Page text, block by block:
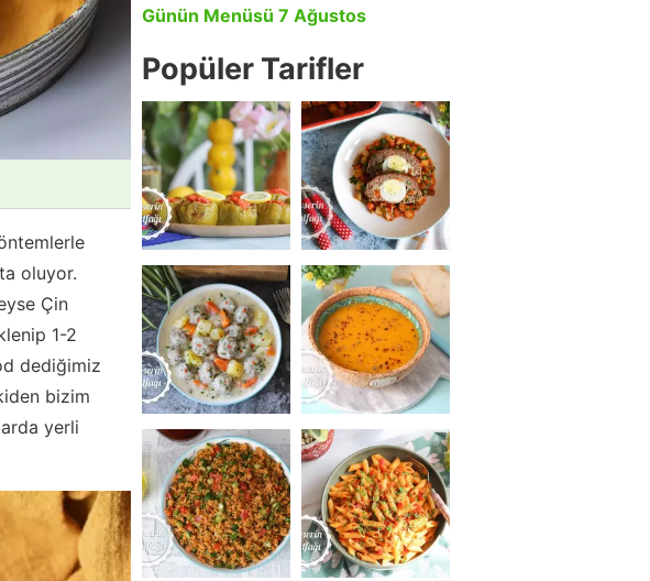
oluyor.
Çin
1-2
dediğimiz
bizim
yerli
Günün Menüsü 7 Ağustos
Popüler Tarifler